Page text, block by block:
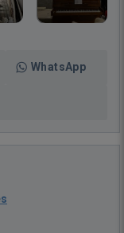
WhatsApp